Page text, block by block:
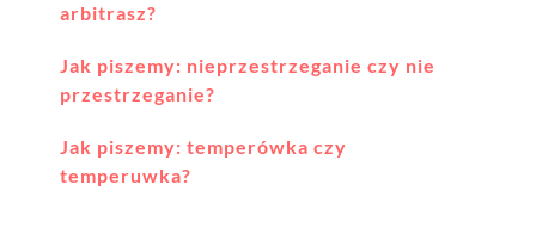
arbitrasz?
Jak piszemy: nieprzestrzeganie czy nie
przestrzeganie?
Jak piszemy: temperówka czy
temperuwka?